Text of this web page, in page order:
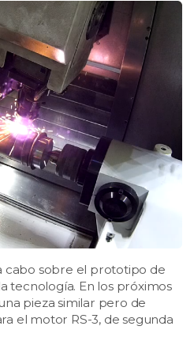
cabo sobre el prototipo de
tecnología. En los próximos
pieza similar pero de
el motor RS-3, de segunda